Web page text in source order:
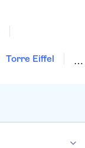
Torre Eiffel